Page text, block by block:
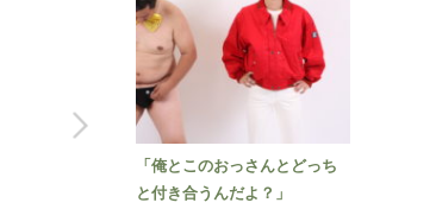
「俺とこのおっさんとどっち
と付き合うんだよ？」